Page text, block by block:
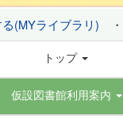
(MYライブラリ) ・
トップ
仮設図書館利用案内